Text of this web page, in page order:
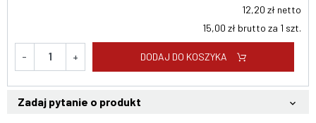
12,20 zł netto
15,00 zł brutto za 1 szt.
- + DODAJ DO KOSZYKA
keyboard_arrow_down
Zadaj pytanie o produkt